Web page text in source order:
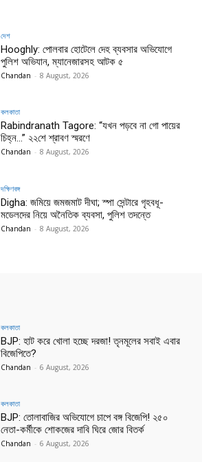
দেশ
Hooghly: পোলবার হোটেলে দেহ ব্যবসার অভিযোগে
পুলিশ অভিযান, ম্যানেজারসহ আটক ৫
Chandan - 8 August, 2026
কলকাতা
Rabindranath Tagore: “যখন পড়বে না গো পায়ের
চিহ্ন…” ২২শে শ্রাবণ স্মরণে
Chandan - 8 August, 2026
দক্ষিণবঙ্গ
Digha: জমিয়ে জমজমাট দীঘা; স্পা সেন্টারে গৃহবধূ-
মডেলদের নিয়ে অনৈতিক ব্যবসা, পুলিশ তদন্তে
Chandan - 8 August, 2026
কলকাতা
BJP: হাট করে খোলা হচ্ছে দরজা! তৃনমূলের সবাই এবার
বিজেপিতে?
Chandan - 6 August, 2026
কলকাতা
BJP: তোলাবাজির অভিযোগে চাপে বঙ্গ বিজেপি! ২৫০
নেতা-কর্মীকে শোকজের দাবি ঘিরে জোর বিতর্ক
Chandan - 6 August, 2026